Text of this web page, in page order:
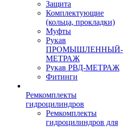
Защита
Комплектующие
(кольца, прокладки)
Муфты
Рукав
ПРОМЫШЛЕННЫЙ-
МЕТРАЖ
Рукав РВД-МЕТРАЖ
Фитинги
Ремкомплекты
гидроцилиндров
Ремкомплекты
гидроцилиндров для